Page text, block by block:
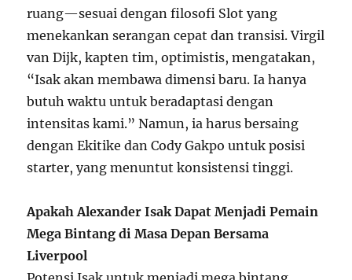
ruang—sesuai dengan filosofi Slot yang
menekankan serangan cepat dan transisi. Virgil
van Dijk, kapten tim, optimistis, mengatakan,
“Isak akan membawa dimensi baru. Ia hanya
butuh waktu untuk beradaptasi dengan
intensitas kami.” Namun, ia harus bersaing
dengan Ekitike dan Cody Gakpo untuk posisi
starter, yang menuntut konsistensi tinggi.
Apakah Alexander Isak Dapat Menjadi Pemain
Mega Bintang di Masa Depan Bersama
Liverpool